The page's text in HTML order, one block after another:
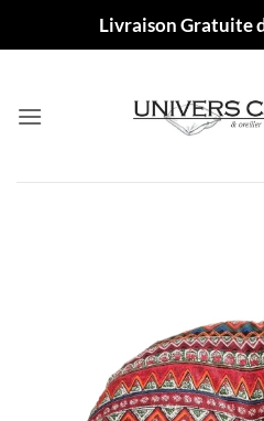
Livraison Gratuite